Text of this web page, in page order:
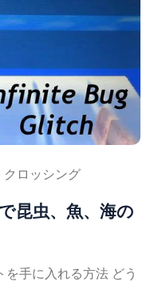
クロッシング
昆虫、魚、海の
手に入れる方法 どう